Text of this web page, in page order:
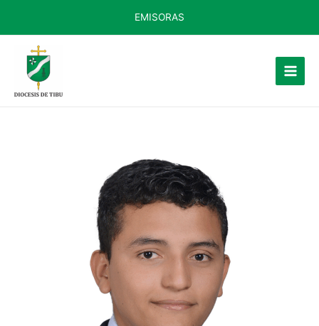
EMISORAS